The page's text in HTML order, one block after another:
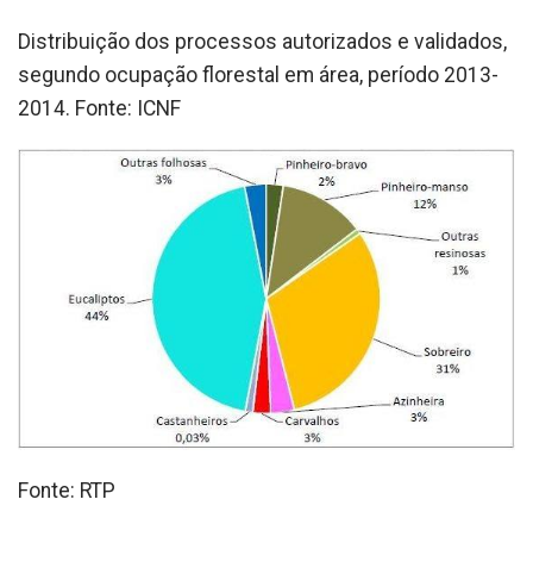
Distribuição dos processos autorizados e validados,
segundo ocupação florestal em área, período 2013-
2014. Fonte: ICNF
Fonte: RTP